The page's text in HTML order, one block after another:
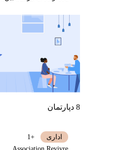
8 دپارتمان
اداری
+1